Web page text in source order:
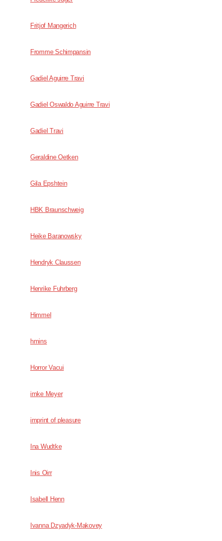
Fritjof Mangerich
Fromme Schimpansin
Gadiel Aguirre Travi
Gadiel Oswaldo Aguirre Travi
Gadiel Travi
Geraldine Oetken
Gila Epshtein
HBK Braunschweig
Heike Baranowsky
Hendryk Claussen
Henrike Fuhrberg
Himmel
hmins
Horror Vacui
imke Meyer
imprint of pleasure
Ina Wudtke
Inis Oirr
Isabell Henn
Ivanna Dzyadyk-Makovey